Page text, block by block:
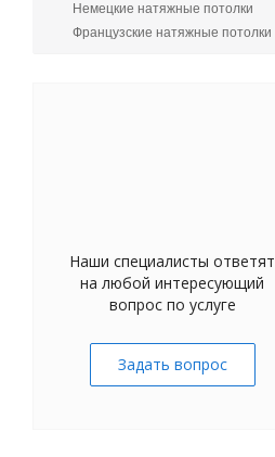
Немецкие натяжные потолки
Французские натяжные потолки
Наши специалисты ответят
на любой интересующий
вопрос по услуге
Задать вопрос